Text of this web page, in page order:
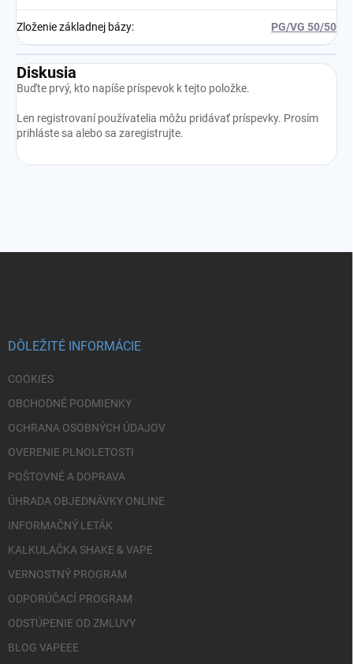
Zloženie základnej bázy: PG/VG 50/50
Diskusia
Buďte prvý, kto napíše príspevok k tejto položke.
Len registrovaní používatelia môžu pridávať príspevky. Prosím
prihláste sa alebo sa zaregistrujte.
DÔLEŽITÉ INFORMÁCIE
COOKIES
OBCHODNÉ PODMIENKY
OCHRANA OSOBNÝCH ÚDAJOV
OVERENIE PLNOLETOSTI
POŠTOVNÉ A DOPRAVA
ÚHRADA OBJEDNÁVKY ONLINE
INFORMAČNÝ LETÁK
KALKULAČKA SHAKE & VAPE
VERNOSTNÝ PROGRAM
ODPORÚČACÍ PROGRAM
ODSTÚPENIE OD ZMLUVY
BLOG VAPEEE